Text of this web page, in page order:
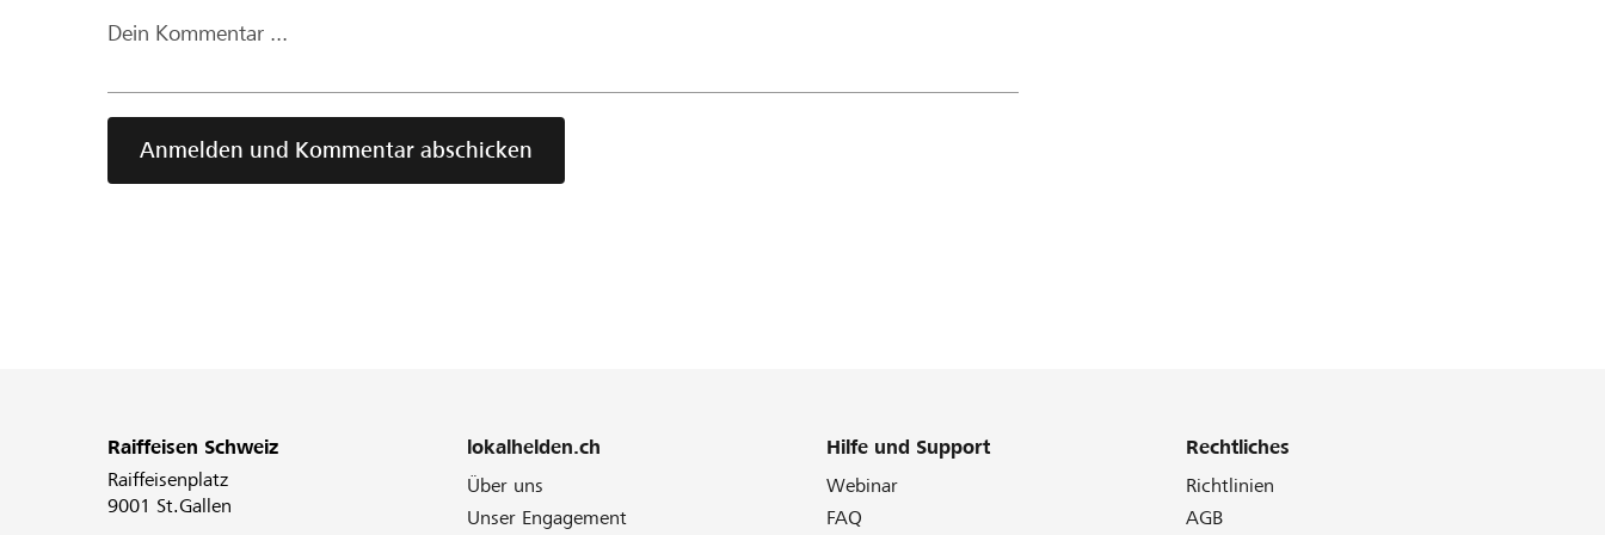
Dein Kommentar ...
Anmelden und Kommentar abschicken
Raiffeisen Schweiz
Raiffeisenplatz
9001 St.Gallen
lokalhelden.ch
Über uns
Unser Engagement
Hilfe und Support
Webinar
FAQ
Rechtliches
Richtlinien
AGB